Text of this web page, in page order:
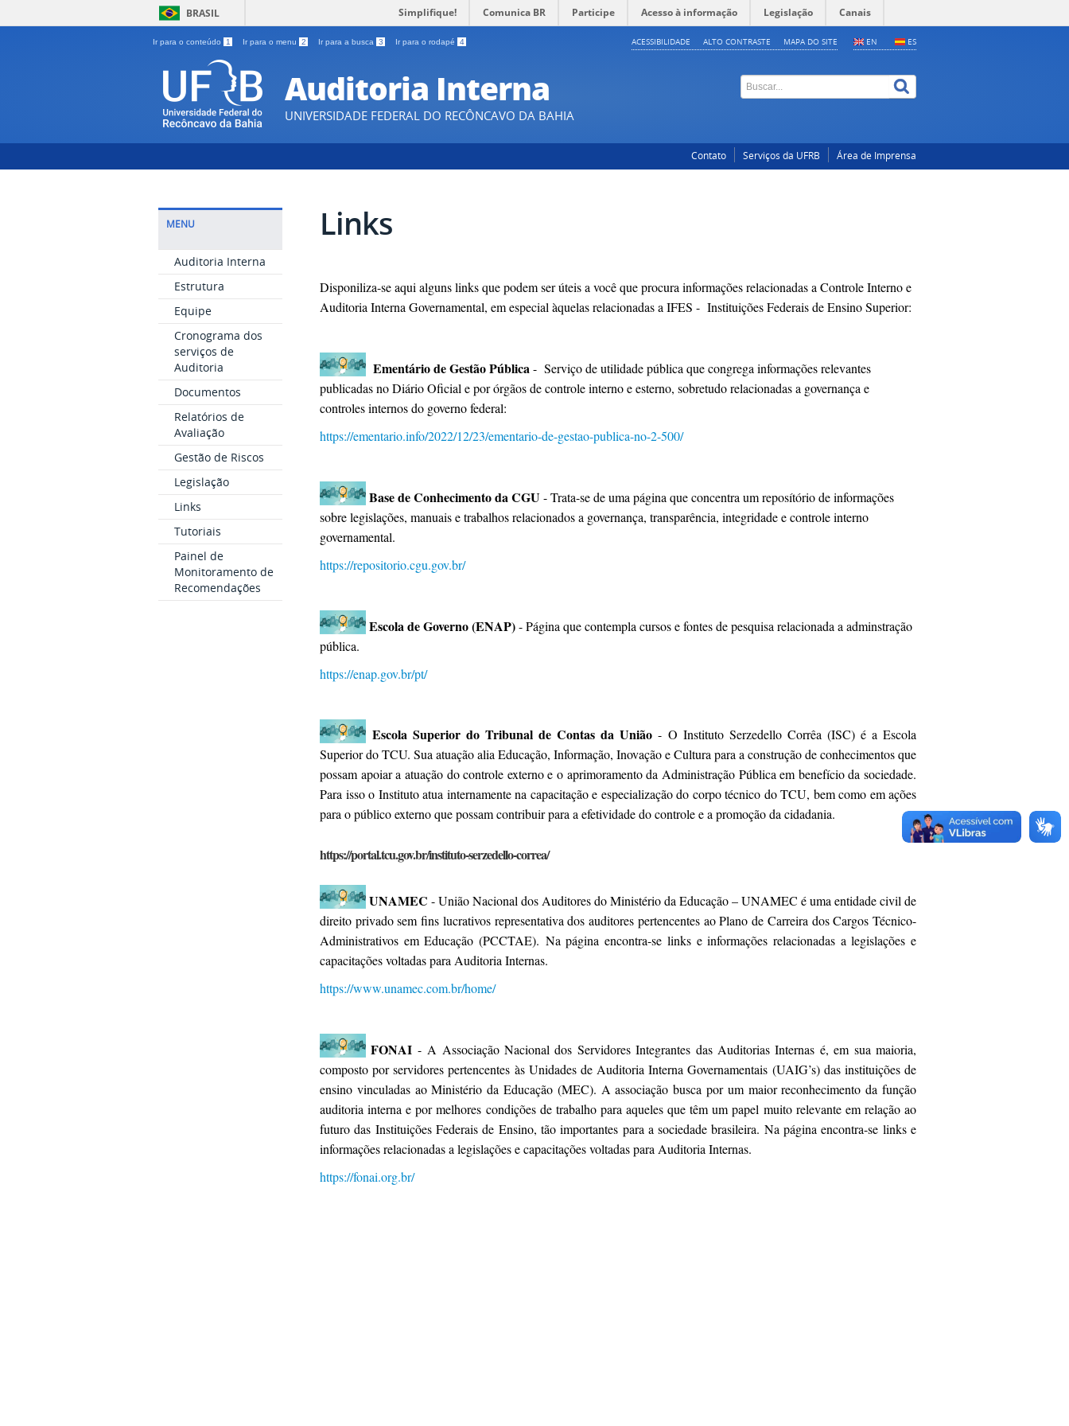
BRASIL Simplifique! Comunica BR Participe Acesso à informação Legislação Canais
Ir para o conteúdo 1 Ir para o menu 2 Ir para a busca 3 Ir para o rodapé 4 EN ES
ACESSIBILIDADE ALTO CONTRASTE MAPA DO SITE
Auditoria Interna
UNIVERSIDADE FEDERAL DO RECÔNCAVO DA BAHIA
Contato Serviços da UFRB Área de Imprensa
MENU
Auditoria Interna
Estrutura
Equipe
Cronograma dos
serviços de
Auditoria
Documentos
Relatórios de
Avaliação
Gestão de Riscos
Legislação
Links
Tutoriais
Painel de
Monitoramento de
Recomendações
Links
Disponiliza-se aqui alguns links que podem ser úteis a você que procura informações relacionadas a Controle Interno e
Auditoria Interna Governamental, em especial àquelas relacionadas a IFES - Instituições Federais de Ensino Superior:
Ementário de Gestão Pública- Serviço de utilidade pública que congrega informações relevantes
publicadas no Diário Oficial e por órgãos de controle interno e esterno, sobretudo relacionadas a governança e
controles internos do governo federal:
https://ementario.info/2022/12/23/ementario-de-gestao-publica-no-2-500/
Base de Conhecimento da CGU- Trata-se de uma página que concentra um reposítório de informações
sobre legislações, manuais e trabalhos relacionados a governança, transparência, integridade e controle interno
governamental.
https://repositorio.cgu.gov.br/
Escola de Governo (ENAP)- Página que contempla cursos e fontes de pesquisa relacionada a adminstração
pública.
https://enap.gov.br/pt/
Escola Superior do Tribunal de Contas da União - O Instituto Serzedello Corrêa (ISC) é a Escola
Superior do TCU. Sua atuação alia Educação, Informação, Inovação e Cultura para a construção de conhecimentos que
possam apoiar a atuação do controle externo e o aprimoramento da Administração Pública em benefício da sociedade.
Para isso o Instituto atua internamente na capacitação e especialização do corpo técnico do TCU, bem como em ações
para o público externo que possam contribuir para a efetividade do controle e a promoção da cidadania.
https://portal.tcu.gov.br/instituto-serzedello-correa/
UNAMEC - União Nacional dos Auditores do Ministério da Educação – UNAMEC é uma entidade civil de
direito privado sem fins lucrativos representativa dos auditores pertencentes ao Plano de Carreira dos Cargos Técnico-
Administrativos em Educação (PCCTAE). Na página encontra-se links e informações relacionadas a legislações e
capacitações voltadas para Auditoria Internas.
https://www.unamec.com.br/home/
FONAI - A Associação Nacional dos Servidores Integrantes das Auditorias Internas é, em sua maioria,
composto por servidores pertencentes às Unidades de Auditoria Interna Governamentais (UAIG’s) das instituições de
ensino vinculadas ao Ministério da Educação (MEC). A associação busca por um maior reconhecimento da função
auditoria interna e por melhores condições de trabalho para aqueles que têm um papel muito relevante em relação ao
futuro das Instituições Federais de Ensino, tão importantes para a sociedade brasileira. Na página encontra-se links e
informações relacionadas a legislações e capacitações voltadas para Auditoria Internas.
https://fonai.org.br/